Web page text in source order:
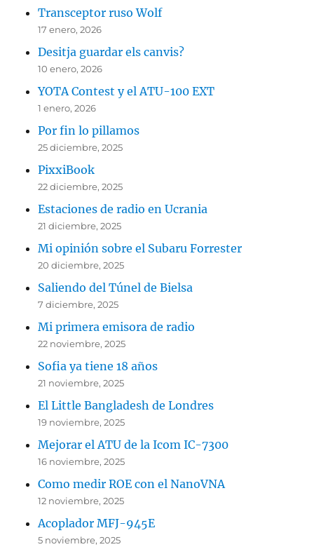
Transceptor ruso Wolf
17 enero, 2026
Desitja guardar els canvis?
10 enero, 2026
YOTA Contest y el ATU-100 EXT
1 enero, 2026
Por fin lo pillamos
25 diciembre, 2025
PixxiBook
22 diciembre, 2025
Estaciones de radio en Ucrania
21 diciembre, 2025
Mi opinión sobre el Subaru Forrester
20 diciembre, 2025
Saliendo del Túnel de Bielsa
7 diciembre, 2025
Mi primera emisora de radio
22 noviembre, 2025
Sofia ya tiene 18 años
21 noviembre, 2025
El Little Bangladesh de Londres
19 noviembre, 2025
Mejorar el ATU de la Icom IC-7300
16 noviembre, 2025
Como medir ROE con el NanoVNA
12 noviembre, 2025
Acoplador MFJ-945E
5 noviembre, 2025